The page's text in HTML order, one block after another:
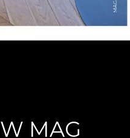
W MAG